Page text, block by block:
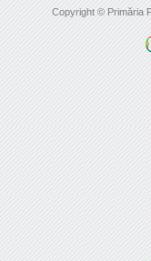
Copyright © Primăria